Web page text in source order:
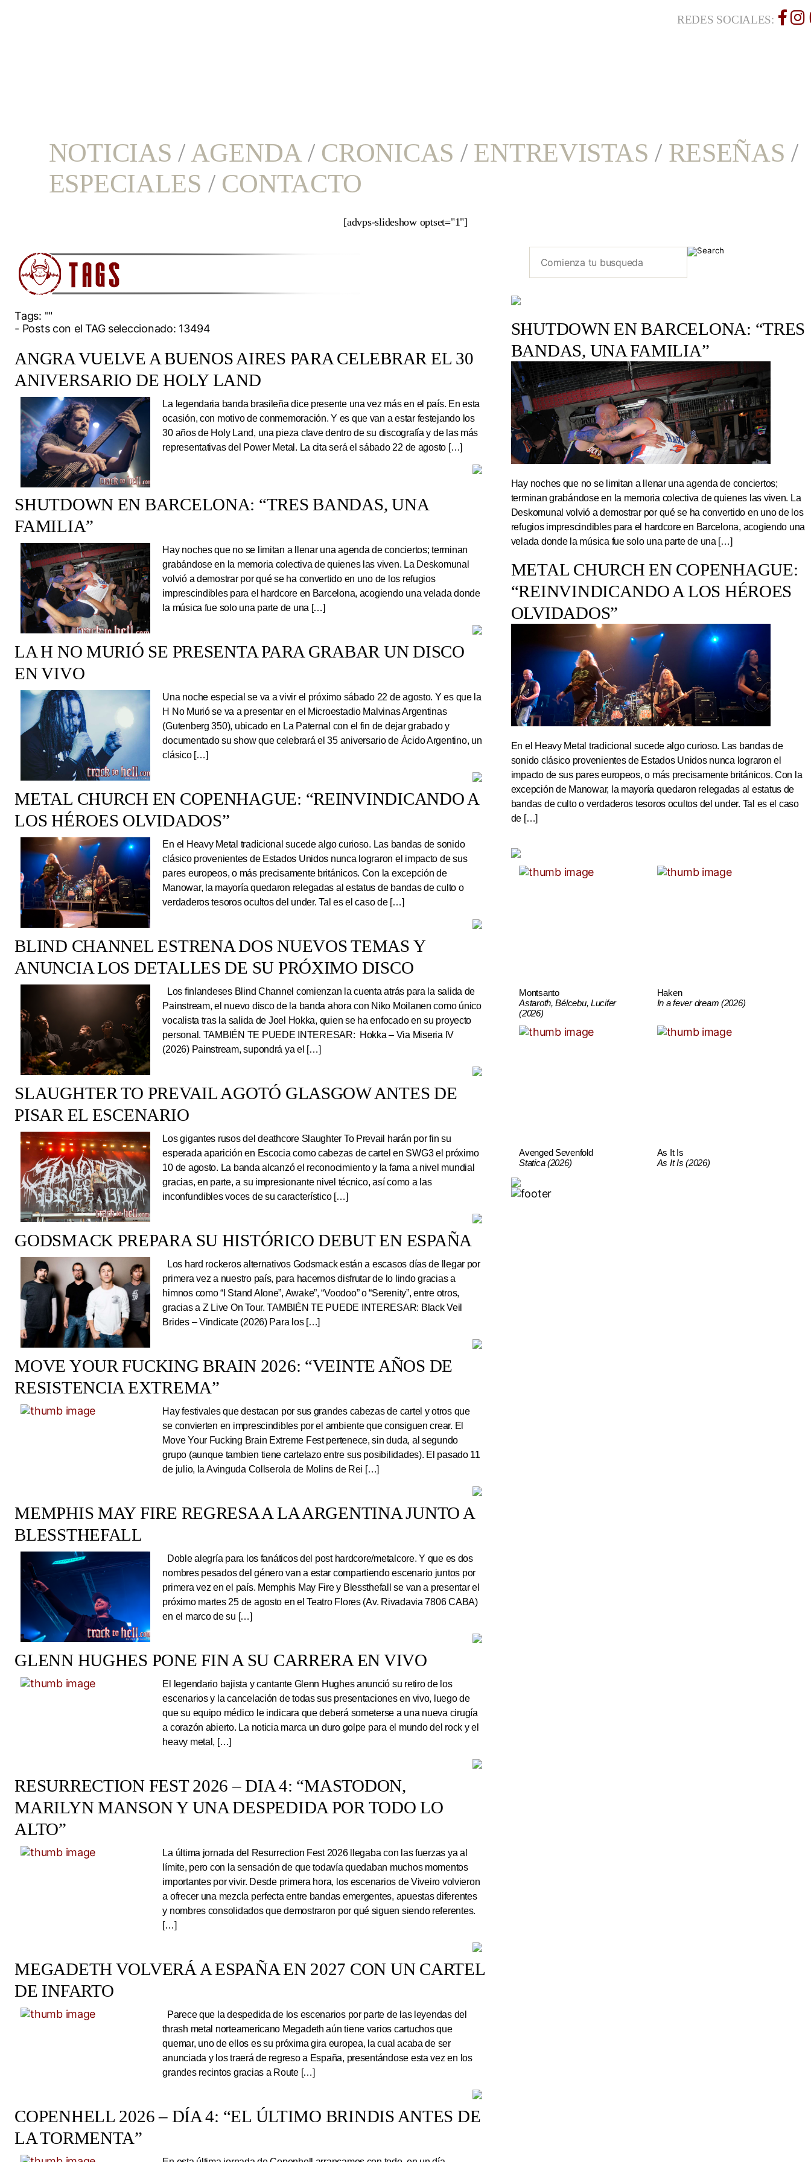
REDES SOCIALES:
NOTICIAS /AGENDA/ CRONICAS / ENTREVISTAS / RESEÑAS /
ESPECIALES / CONTACTO
[advps-slideshow optset="1"]
Tags: ""
- Posts con el TAG seleccionado: 13494
ANGRA VUELVE A BUENOS AIRES PARA CELEBRAR EL 30
ANIVERSARIO DE HOLY LAND
La legendaria banda brasileña dice presente una vez más en el país. En esta
ocasión, con motivo de conmemoración. Y es que van a estar festejando los
30 años de Holy Land, una pieza clave dentro de su discografía y de las más
representativas del Power Metal. La cita será el sábado 22 de agosto […]
SHUTDOWN EN BARCELONA: “TRES BANDAS, UNA
FAMILIA”
Hay noches que no se limitan a llenar una agenda de conciertos; terminan
grabándose en la memoria colectiva de quienes las viven. La Deskomunal
volvió a demostrar por qué se ha convertido en uno de los refugios
imprescindibles para el hardcore en Barcelona, acogiendo una velada donde
la música fue solo una parte de una […]
LA H NO MURIÓ SE PRESENTA PARA GRABAR UN DISCO
EN VIVO
Una noche especial se va a vivir el próximo sábado 22 de agosto. Y es que la
H No Murió se va a presentar en el Microestadio Malvinas Argentinas
(Gutenberg 350), ubicado en La Paternal con el fin de dejar grabado y
documentado su show que celebrará el 35 aniversario de Ácido Argentino, un
clásico […]
METAL CHURCH EN COPENHAGUE: “REINVINDICANDO A
LOS HÉROES OLVIDADOS”
En el Heavy Metal tradicional sucede algo curioso. Las bandas de sonido
clásico provenientes de Estados Unidos nunca lograron el impacto de sus
pares europeos, o más precisamente británicos. Con la excepción de
Manowar, la mayoría quedaron relegadas al estatus de bandas de culto o
verdaderos tesoros ocultos del under. Tal es el caso de […]
BLIND CHANNEL ESTRENA DOS NUEVOS TEMAS Y
ANUNCIA LOS DETALLES DE SU PRÓXIMO DISCO
Los finlandeses Blind Channel comienzan la cuenta atrás para la salida de
Painstream, el nuevo disco de la banda ahora con Niko Moilanen como único
vocalista tras la salida de Joel Hokka, quien se ha enfocado en su proyecto
personal. TAMBIÉN TE PUEDE INTERESAR: Hokka – Via Miseria IV
(2026) Painstream, supondrá ya el […]
SLAUGHTER TO PREVAIL AGOTÓ GLASGOW ANTES DE
PISAR EL ESCENARIO
Los gigantes rusos del deathcore Slaughter To Prevail harán por fin su
esperada aparición en Escocia como cabezas de cartel en SWG3 el próximo
10 de agosto. La banda alcanzó el reconocimiento y la fama a nivel mundial
gracias, en parte, a su impresionante nivel técnico, así como a las
inconfundibles voces de su característico […]
GODSMACK PREPARA SU HISTÓRICO DEBUT EN ESPAÑA
Los hard rockeros alternativos Godsmack están a escasos días de llegar por
primera vez a nuestro país, para hacernos disfrutar de lo lindo gracias a
himnos como “I Stand Alone”, Awake”, “Voodoo” o “Serenity”, entre otros,
gracias a Z Live On Tour. TAMBIÉN TE PUEDE INTERESAR: Black Veil
Brides – Vindicate (2026) Para los […]
MOVE YOUR FUCKING BRAIN 2026: “VEINTE AÑOS DE
RESISTENCIA EXTREMA”
Hay festivales que destacan por sus grandes cabezas de cartel y otros que
se convierten en imprescindibles por el ambiente que consiguen crear. El
Move Your Fucking Brain Extreme Fest pertenece, sin duda, al segundo
grupo (aunque tambien tiene cartelazo entre sus posibilidades). El pasado 11
de julio, la Avinguda Collserola de Molins de Rei […]
MEMPHIS MAY FIRE REGRESA A LA ARGENTINA JUNTO A
BLESSTHEFALL
Doble alegría para los fanáticos del post hardcore/metalcore. Y que es dos
nombres pesados del género van a estar compartiendo escenario juntos por
primera vez en el país. Memphis May Fire y Blessthefall se van a presentar el
próximo martes 25 de agosto en el Teatro Flores (Av. Rivadavia 7806 CABA)
en el marco de su […]
GLENN HUGHES PONE FIN A SU CARRERA EN VIVO
El legendario bajista y cantante Glenn Hughes anunció su retiro de los
escenarios y la cancelación de todas sus presentaciones en vivo, luego de
que su equipo médico le indicara que deberá someterse a una nueva cirugía
a corazón abierto. La noticia marca un duro golpe para el mundo del rock y el
heavy metal, […]
RESURRECTION FEST 2026 – DIA 4: “MASTODON,
MARILYN MANSON Y UNA DESPEDIDA POR TODO LO
ALTO”
La última jornada del Resurrection Fest 2026 llegaba con las fuerzas ya al
límite, pero con la sensación de que todavía quedaban muchos momentos
importantes por vivir. Desde primera hora, los escenarios de Viveiro volvieron
a ofrecer una mezcla perfecta entre bandas emergentes, apuestas diferentes
y nombres consolidados que demostraron por qué siguen siendo referentes.
[…]
MEGADETH VOLVERÁ A ESPAÑA EN 2027 CON UN CARTEL
DE INFARTO
Parece que la despedida de los escenarios por parte de las leyendas del
thrash metal norteamericano Megadeth aún tiene varios cartuchos que
quemar, uno de ellos es su próxima gira europea, la cual acaba de ser
anunciada y los traerá de regreso a España, presentándose esta vez en los
grandes recintos gracias a Route […]
COPENHELL 2026 – DÍA 4: “EL ÚLTIMO BRINDIS ANTES DE
LA TORMENTA”
SHUTDOWN EN BARCELONA: “TRES
BANDAS, UNA FAMILIA”
Hay noches que no se limitan a llenar una agenda de conciertos;
terminan grabándose en la memoria colectiva de quienes las viven. La
Deskomunal volvió a demostrar por qué se ha convertido en uno de los
refugios imprescindibles para el hardcore en Barcelona, acogiendo una
velada donde la música fue solo una parte de una […]
METAL CHURCH EN COPENHAGUE:
“REINVINDICANDO A LOS HÉROES
OLVIDADOS”
En el Heavy Metal tradicional sucede algo curioso. Las bandas de
sonido clásico provenientes de Estados Unidos nunca lograron el
impacto de sus pares europeos, o más precisamente británicos. Con la
excepción de Manowar, la mayoría quedaron relegadas al estatus de
bandas de culto o verdaderos tesoros ocultos del under. Tal es el caso
de […]
Montsanto
Astaroth, Bélcebu, Lucifer
(2026)
Haken
In a fever dream (2026)
Avenged Sevenfold
Statica (2026)
As It Is
As It Is (2026)